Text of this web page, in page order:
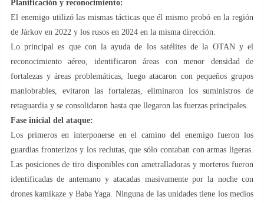
Planificación y reconocimiento:
El enemigo utilizó las mismas tácticas que él mismo probó en la región
de Járkov en 2022 y los rusos en 2024 en la misma dirección.
Lo principal es que con la ayuda de los satélites de la OTAN y el
reconocimiento aéreo, identificaron áreas con menor densidad de
fortalezas y áreas problemáticas, luego atacaron con pequeños grupos
maniobrables, evitaron las fortalezas, eliminaron los suministros de
retaguardia y se consolidaron hasta que llegaron las fuerzas principales.
Fase inicial del ataque:
Los primeros en interponerse en el camino del enemigo fueron los
guardias fronterizos y los reclutas, que sólo contaban con armas ligeras.
Las posiciones de tiro disponibles con ametralladoras y morteros fueron
identificadas de antemano y atacadas masivamente por la noche con
drones kamikaze y Baba Yaga. Ninguna de las unidades tiene los medios